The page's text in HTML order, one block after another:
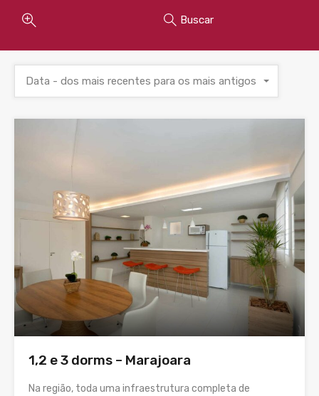
Buscar
Data - dos mais recentes para os mais antigos
1,2 e 3 dorms – Marajoara
Na região, toda uma infraestrutura completa de